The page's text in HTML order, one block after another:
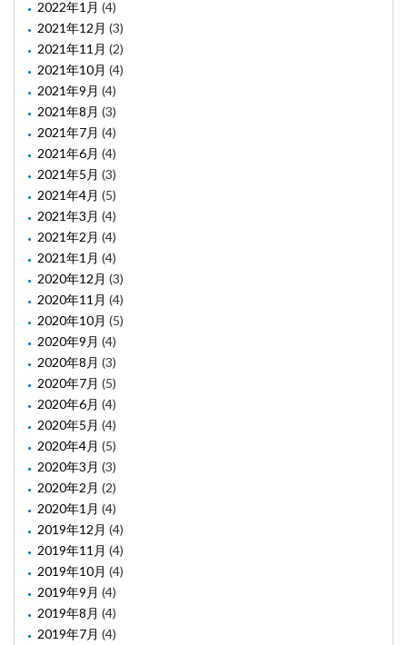
2022年1月 (4)
2021年12月 (3)
2021年11月 (2)
2021年10月 (4)
2021年9月 (4)
2021年8月 (3)
2021年7月 (4)
2021年6月 (4)
2021年5月 (3)
2021年4月 (5)
2021年3月 (4)
2021年2月 (4)
2021年1月 (4)
2020年12月 (3)
2020年11月 (4)
2020年10月 (5)
2020年9月 (4)
2020年8月 (3)
2020年7月 (5)
2020年6月 (4)
2020年5月 (4)
2020年4月 (5)
2020年3月 (3)
2020年2月 (2)
2020年1月 (4)
2019年12月 (4)
2019年11月 (4)
2019年10月 (4)
2019年9月 (4)
2019年8月 (4)
2019年7月 (4)